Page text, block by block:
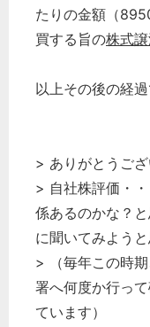
たりの金額（
買する旨の株式
以上その後の経過
> ありがとうござ
> 自社株評価・
係あるのかな？と
に聞いてみようと
> （毎年この時期
署へ何度か行っ
ています）